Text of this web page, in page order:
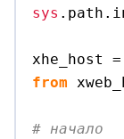
sys . path .
xhe_host =
from
# начало